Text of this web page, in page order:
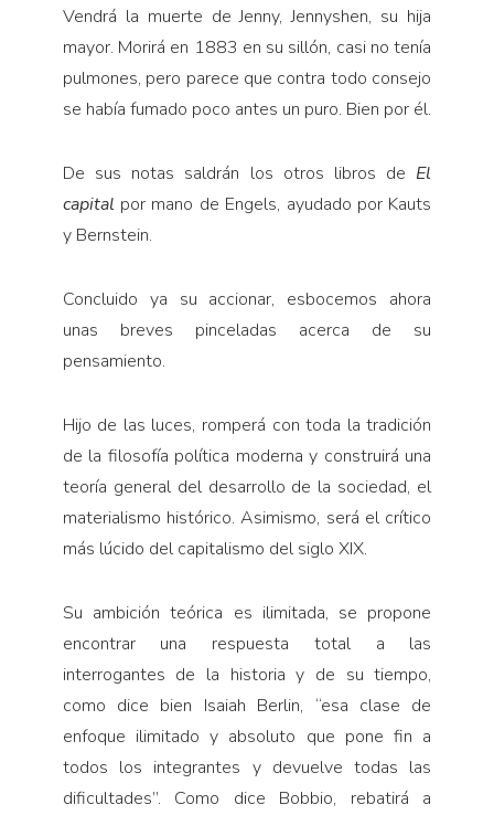
Vendrá la muerte de Jenny, Jennyshen, su hija
mayor. Morirá en 1883 en su sillón, casi no tenía
pulmones, pero parece que contra todo consejo
se había fumado poco antes un puro. Bien por él.
De sus notas saldrán los otros libros de El
capital por mano de Engels, ayudado por Kauts
y Bernstein.
Concluido ya su accionar, esbocemos ahora
unas breves pinceladas acerca de su
pensamiento.
Hijo de las luces, romperá con toda la tradición
de la filosofía política moderna y construirá una
teoría general del desarrollo de la sociedad, el
materialismo histórico. Asimismo, será el crítico
más lúcido del capitalismo del siglo XIX.
Su ambición teórica es ilimitada, se propone
encontrar una respuesta total a las
interrogantes de la historia y de su tiempo,
como dice bien Isaiah Berlin, “esa clase de
enfoque ilimitado y absoluto que pone fin a
todos los integrantes y devuelve todas las
dificultades”. Como dice Bobbio, rebatirá a